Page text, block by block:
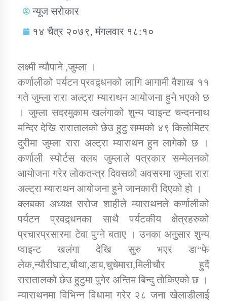
कुषि बिकास कार्यालय जुम्ला सुचना सन्देश
डिभिजन कार्यालय जुम्लाको सुचना सन्देश
कर्णाली प्रविधि शिक्षालय जुम्लाको सुचना
सामाजिक बिकास कार्यालय जुम्लाकाे सुचना
न्यूज सरोकार
१४ चैत्र २०७९, मंगलवार १८:१०
लक्ष्मी न्यौपाने ,जुम्ला ।
कर्णालीको पर्यटन प्रवद्र्धनको लागि आगामी वैशाख ११
गते जुम्ला रारा अल्ट्रा म्याराथन आयोजना हुने भएको छ
। जुम्ला सदरमुकाम खलंगाको शुन्य प्वाइन्ट चन्दननाथ
मन्दिर देखि रारातालको छेउ हुटु सम्मको ४९ किलोमिटर
दुरीमा जुम्ला रारा अल्ट्रा म्याराथन हुन लागेको छ ।
कर्णाली स्पोर्टस क्लब जुम्लाले पत्रकार सम्मेलनको
आयोजना गरेर लोकतन्त्र दिवसको अवसरमा जुम्ला रारा
अल्ट्रा म्याराथन आयोजना हुने जानकारी दिएको हो ।
क्लबका अध्यक्ष सरोज शाहीले म्याराथनले कर्णालीको
पर्यटन प्रवद्र्धनका साथै पर्यटकीय क्षेत्रहरुको
प्रचारप्रसारमा टेवा पुग्ने बताए । उनका अनुुसार शुन्य
प्वाइन्ट खलंगा देखि सुरु भएर डा“फे
लेक,न्यौरीघाट,चौथा,डाब,चुचेमारा,मिलीचौर हुदैं
रारातालको छेउ हुटुमा पुगेर अन्तिम बिन्दु तोकिएको छ ।
म्याराथनमा विभिन्न विधामा गरेर २८ जना खेलाडीलाई